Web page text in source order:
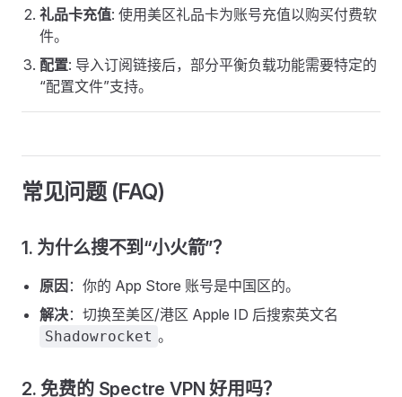
礼品卡充值: 使用美区礼品卡为账号充值以购买付费软
件。
配置: 导入订阅链接后，部分平衡负载功能需要特定的
“配置文件”支持。
常见问题 (FAQ)
1. 为什么搜不到“小火箭”？
原因 ：你的 App Store 账号是中国区的。
解决：切换至美区/港区 Apple ID 后搜索英文名
Shadowrocket 。
2. 免费的 Spectre VPN 好用吗？